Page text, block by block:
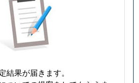
結果が届きます。